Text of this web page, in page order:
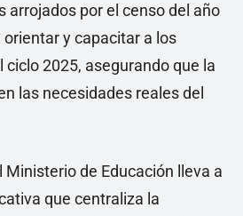
arrojados por el censo del año
y capacitar a los
2025, asegurando que la
las necesidades reales del
Ministerio de Educación lleva a
que centraliza la